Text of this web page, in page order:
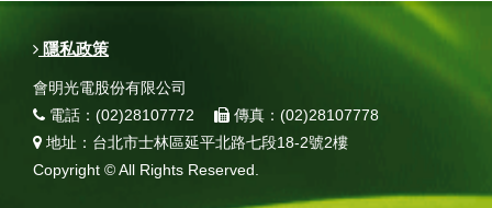
隱私政策
會明光電股份有限公司
電話：(02)28107772
傳真：(02)28107778
地址：台北市士林區延平北路七段18-2號2樓
Copyright © All Rights Reserved.